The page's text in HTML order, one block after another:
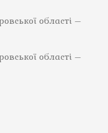
області –
області –